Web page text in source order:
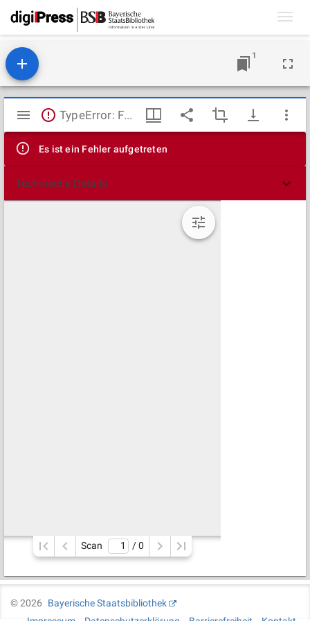
1
Mirador
Viewer
TypeError: Failed to fetch
Es ist ein Fehler aufgetreten
Technische Details
Scan / 0
©2026
Bayerische Staatsbibliothek